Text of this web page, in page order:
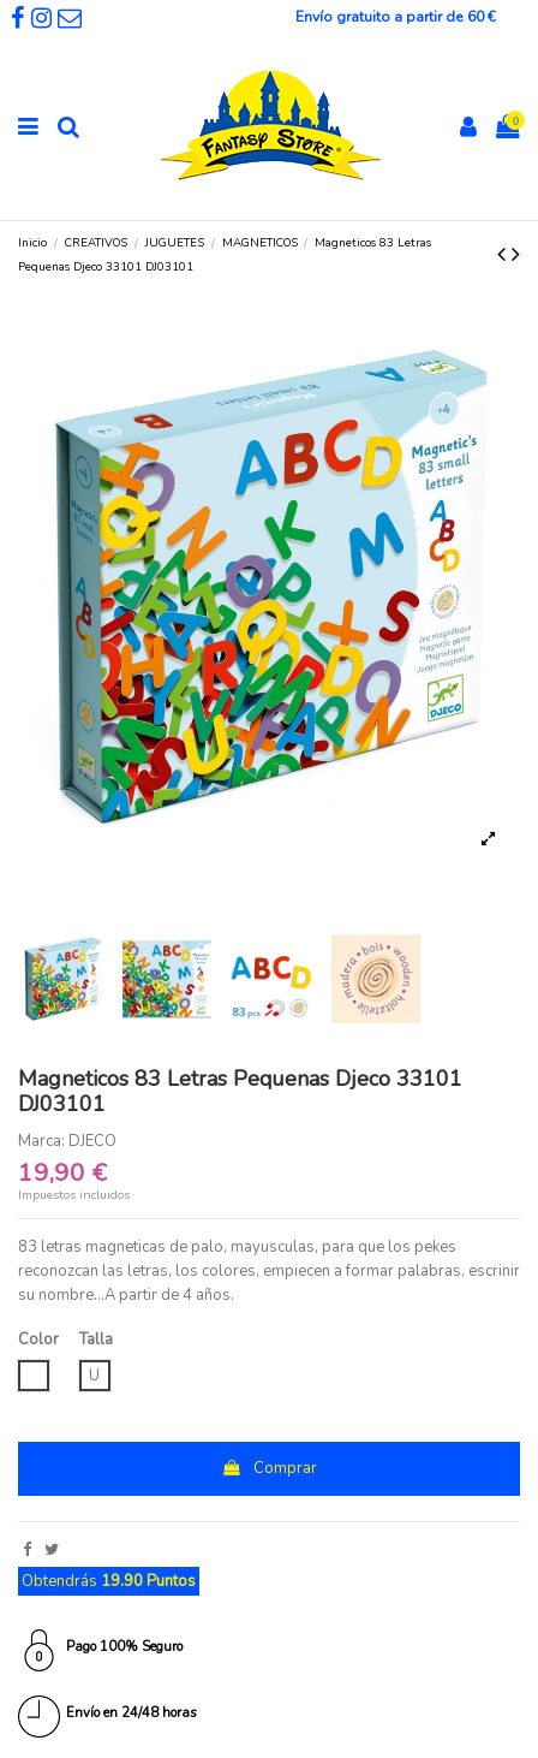
Envío gratuito a partir de 60 €
0
Inicio CREATIVOS JUGUETES MAGNETICOS
Magneticos 83 Letras
Pequenas Djeco 33101 DJ03101
Magneticos 83 Letras Pequenas Djeco 33101
DJ03101
Marca: DJECO
19,90 €
Impuestos incluidos
83 letras magneticas de palo, mayusculas, para que los pekes
reconozcan las letras, los colores, empiecen a formar palabras, escrinir
su nombre...A partir de 4 años.
Color
Talla
U
Comprar
Obtendrás 19.90 Puntos
Pago 100% Seguro
Envío en 24/48 horas